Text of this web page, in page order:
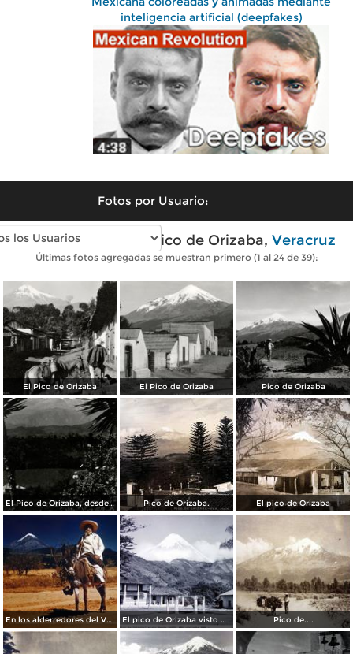
inteligencia artificial (deepfakes)
Fotos por Usuario:
Fotos antiguas de Pico de Orizaba, Veracruz
Últimas fotos agregadas se muestran primero (1 al 24 de 39):
El Pico de Orizaba El Pico de Orizaba Pico de Orizaba
El Pico de Orizaba, desde Coscomatepec Pico de Orizaba. El pico de Orizaba
En los alderredores del Volcan Citlaltepetl o Pico de Orizaba Veracruz . El pico de Orizaba visto desde Santa Ana( Circulada el 3 de Agosto de 1952 ).. Pico de....